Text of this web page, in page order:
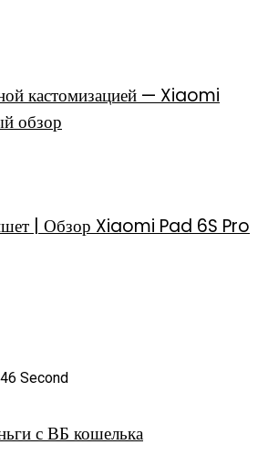
кастомизацией — Xiaomi
обзор
| Обзор Xiaomi Pad 6S Pro
Second
с ВБ кошелька